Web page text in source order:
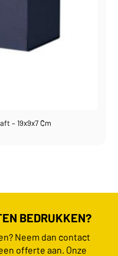
– 19x9x7 Cm
BEDRUKKEN?
Neem dan contact
offerte aan. Onze